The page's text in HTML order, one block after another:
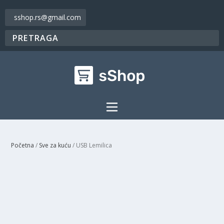
sshop.rs@gmail.com
Početna / Sve za kuću / USB Lemilica